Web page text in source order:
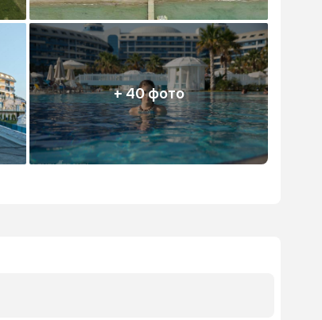
+ 40 фото